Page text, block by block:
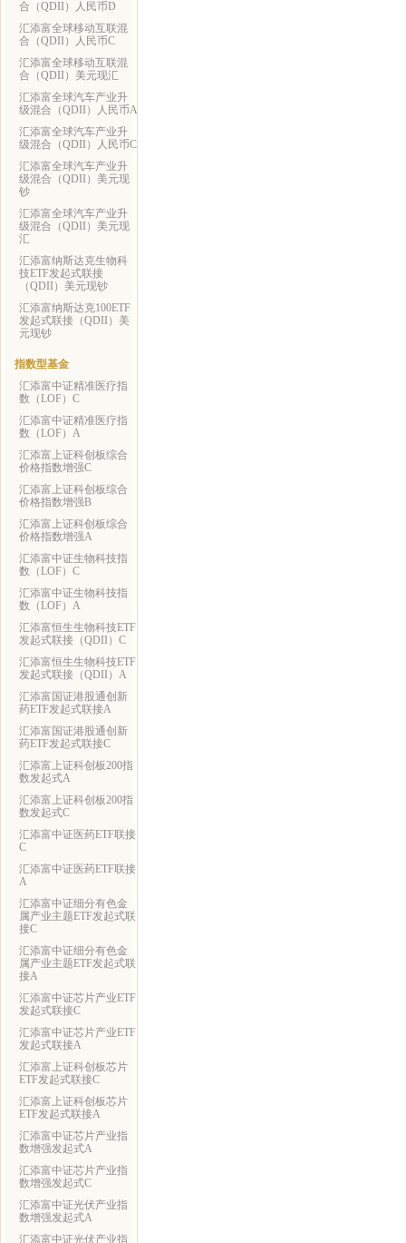
合（QDII）人民币D
汇添富全球移动互联混
合（QDII）人民币C
汇添富全球移动互联混
合（QDII）美元现汇
汇添富全球汽车产业升
级混合（QDII）人民币A
汇添富全球汽车产业升
级混合（QDII）人民币C
汇添富全球汽车产业升
级混合（QDII）美元现
钞
汇添富全球汽车产业升
级混合（QDII）美元现
汇
汇添富纳斯达克生物科
技ETF发起式联接
（QDII）美元现钞
汇添富纳斯达克100ETF
发起式联接（QDII）美
元现钞
指数型基金
汇添富中证精准医疗指
数（LOF）C
汇添富中证精准医疗指
数（LOF）A
汇添富上证科创板综合
价格指数增强C
汇添富上证科创板综合
价格指数增强B
汇添富上证科创板综合
价格指数增强A
汇添富中证生物科技指
数（LOF）C
汇添富中证生物科技指
数（LOF）A
汇添富恒生生物科技ETF
发起式联接（QDII）C
汇添富恒生生物科技ETF
发起式联接（QDII）A
汇添富国证港股通创新
药ETF发起式联接A
汇添富国证港股通创新
药ETF发起式联接C
汇添富上证科创板200指
数发起式A
汇添富上证科创板200指
数发起式C
汇添富中证医药ETF联接
C
汇添富中证医药ETF联接
A
汇添富中证细分有色金
属产业主题ETF发起式联
接C
汇添富中证细分有色金
属产业主题ETF发起式联
接A
汇添富中证芯片产业ETF
发起式联接C
汇添富中证芯片产业ETF
发起式联接A
汇添富上证科创板芯片
ETF发起式联接C
汇添富上证科创板芯片
ETF发起式联接A
汇添富中证芯片产业指
数增强发起式A
汇添富中证芯片产业指
数增强发起式C
汇添富中证光伏产业指
数增强发起式A
汇添富中证光伏产业指